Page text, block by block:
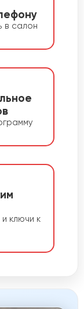
в салон
ключи к